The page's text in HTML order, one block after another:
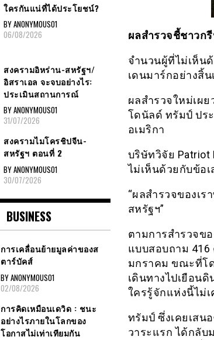
ผลสำรวจชี้ชาวก
จำนวนผู้ที่ไม่เห็น
เดนมาร์กอย่างสิ้
ผลสำรวจใหม่เผ
โดนัลด์ ทรัมป์ ปร
อเมริกา
บริษัทวิจัย Patriot
ไม่เห็นด้วยกับข้อ
“ผลสำรวจของเ
สหรัฐฯ”
ตามการสำรวจข
แบบสอบถาม 416
มกราคม ขณะที่โ
เดินทางไปเยือน
ใครรู้จักแห่งนี้ไม่
ทรัมป์ ซึ่งเคยเสน
วาระแรก ได้กลั
ใครกันแน่ที่ได้ประโยชน์?
BY ANONYMOUS01
06/08/2026
สงครามอิหร่าน-สหรัฐฯ/
อิสราเอล จะจบอย่างไร:
ประเมินสถานการณ์
BY ANONYMOUS01
31/07/2026
สงครามไมโครชิปจีน-
สหรัฐฯ ตอนที่ 2
BY ANONYMOUS01
30/07/2026
BUSINESS
การเคลื่อนย้ายมูลค่าของส
ตาร์บัคส์
BY ANONYMOUS01
02/08/2026
การคิดเหมือนเดวิด : ชนะ
อย่างไรภายในโลกของ
โอกาสไม่เท่าเทียมกัน